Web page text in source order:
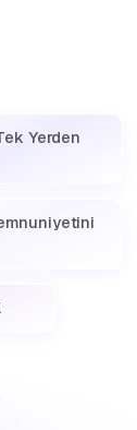
Yerden